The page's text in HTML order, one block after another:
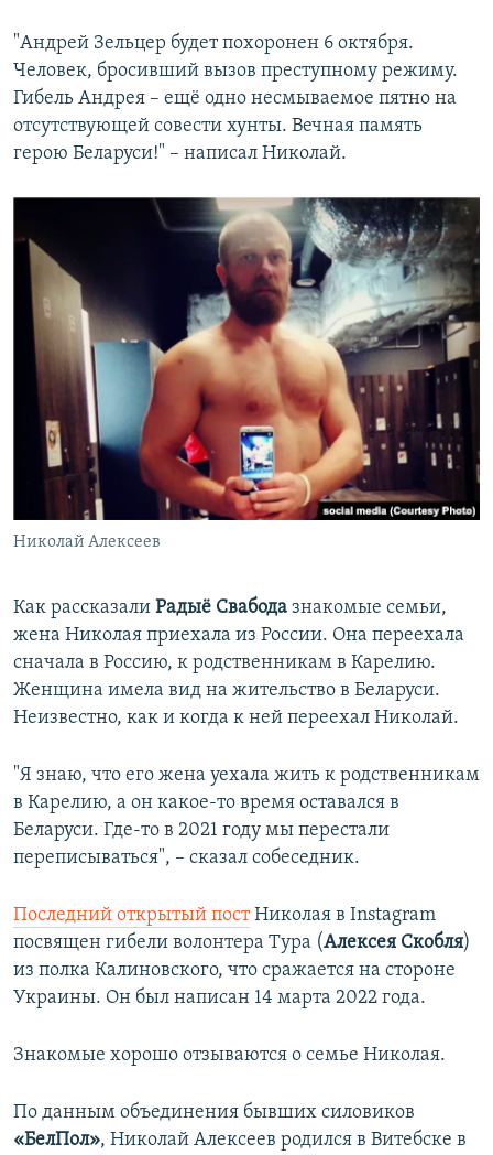
"Андрей Зельцер будет похоронен 6 октября.
Человек, бросивший вызов преступному режиму.
Гибель Андрея – ещё одно несмываемое пятно на
отсутствующей совести хунты. Вечная память
герою Беларуси!" – написал Николай.
Николай Алексеев
Как рассказали Радыё Свабода знакомые семьи,
жена Николая приехала из России. Она переехала
сначала в Россию, к родственникам в Карелию.
Женщина имела вид на жительство в Беларуси.
Неизвестно, как и когда к ней переехал Николай.
"Я знаю, что его жена уехала жить к родственникам
в Карелию, а он какое-то время оставался в
Беларуси. Где-то в 2021 году мы перестали
переписываться", – сказал собеседник.
Последний открытый постНиколая в Instagram
посвящен гибели волонтера Тура (Алексея Скобля)
из полка Калиновского, что сражается на стороне
Украины. Он был написан 14 марта 2022 года.
Знакомые хорошо отзываются о семье Николая.
По данным объединения бывших силовиков
«БелПол», Николай Алексеев родился в Витебске в